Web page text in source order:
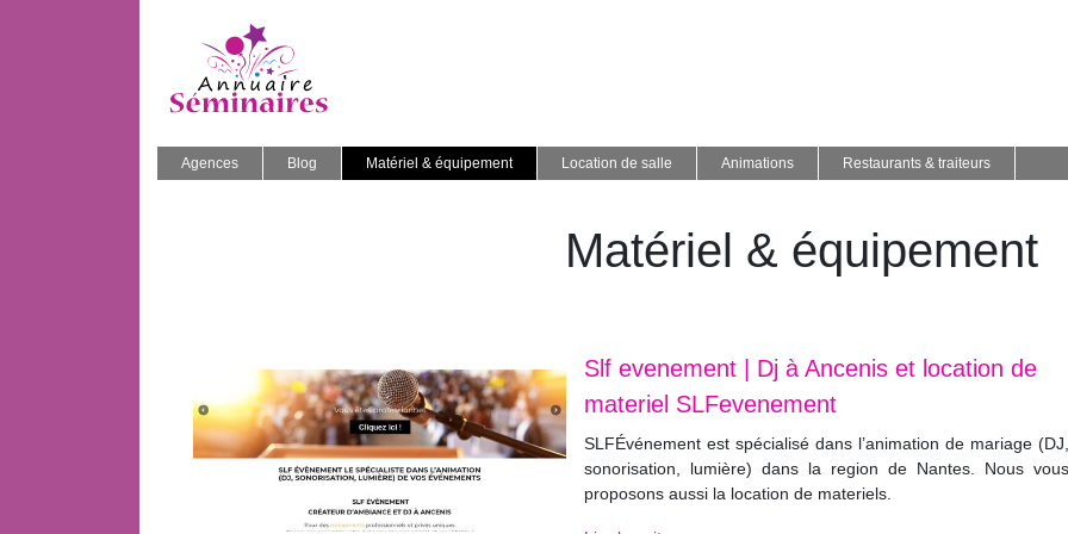
Agences Blog Matériel & équipement Location de salle Animations Restaurants & traiteurs
Matériel & équipement
Slf evenement | Dj à Ancenis et location de
materiel SLFevenement
SLFÉvénement est spécialisé dans l’animation de mariage (DJ,
sonorisation, lumière) dans la region de Nantes. Nous vous
proposons aussi la location de materiels.